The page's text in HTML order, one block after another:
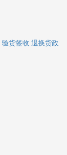
验货签收 退换货政